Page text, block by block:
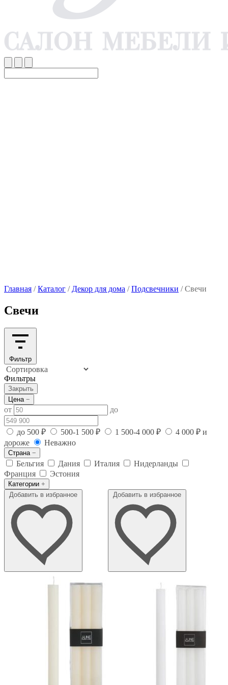
Главная / Каталог / Декор для дома / Подсвечники / Свечи
Свечи
Фильтр
Фильтры
Закрыть
Цена −
от до
до 500 ₽ 500-1 500 ₽ 1 500-4 000 ₽
4 000 ₽ и
дороже
Неважно
Страна −
Бельгия Дания Италия
Нидерланды
Франция
Эстония
Категории +
Добавить в избранное
Добавить в избранное